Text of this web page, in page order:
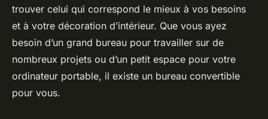
trouver celui qui correspond le mieux à vos besoins
et à votre décoration d’intérieur. Que vous ayez
besoin d’un grand bureau pour travailler sur de
nombreux projets ou d’un petit espace pour votre
ordinateur portable, il existe un bureau convertible
pour vous.